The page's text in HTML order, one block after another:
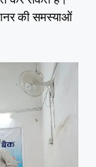
की समस्याओं